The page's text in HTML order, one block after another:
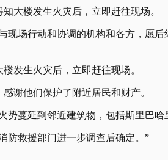
大楼发生火灾后，立即赶往现场。
现场行动和协调的机构和各方，愿后
发生火灾后，立即赶往现场。
谢他们保护了附近居民和财产。
势蔓延到邻近建筑物，包括斯里巴哈
防救援部门进一步调查后确定。”